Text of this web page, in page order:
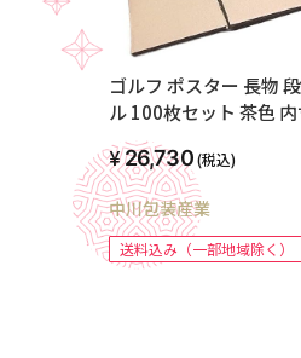
ゴルフ ポスター 長物
ル 100枚セット 茶色
5mm 日本製 ゴルフク
物 収納 梱包
26,730(税込)
中川包装産業
送料込み（一部地域除く）